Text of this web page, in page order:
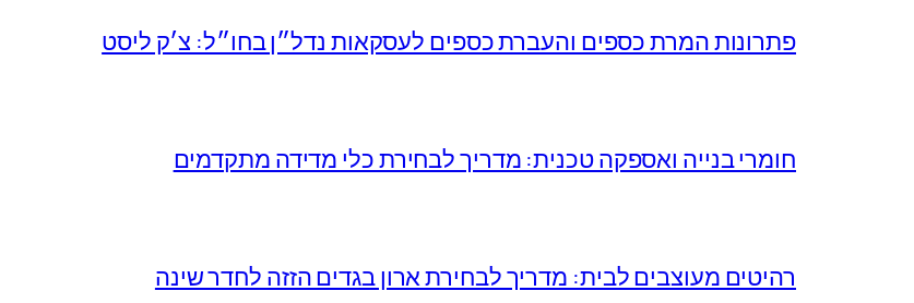
פתרונות המרת כספים והעברת כספים לעסקאות נדל״ן בחו״ל: צ׳ק ליסט
חומרי בנייה ואספקה טכנית: מדריך לבחירת כלי מדידה מתקדמים
רהיטים מעוצבים לבית: מדריך לבחירת ארון בגדים הזזה לחדר שינה